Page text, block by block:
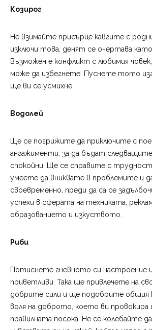
Козирог
Не взимайте присърце кавгите с
изключи това, денят се очертава
Възможен е конфликт с любимия
може да избегнете. Пуснете тото
ще ви се усмихне.
Водолей
Ще се погрижите да приключите с
ангажименти, за да бъдат
спокойни. Ще се справите с
умеете да вниквате в проблемите и
своевременно, преди да са се
успехи в сферата на техниката,
образованието и изкуството.
Риби
Потиснете гневното си настроение
приветливи. Така ще привлечете на
добрите сили и ще подобрите общия
воля на доброто, което ви провокира
правилната посока. Не се колебайте